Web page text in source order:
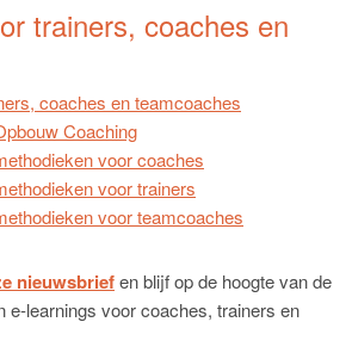
trainers, coaches en
coaches en teamcoaches
Coaching
voor coaches
voor trainers
voor teamcoaches
nieuwsbriefen blijf op de hoogte van de
e-learnings voor coaches, trainers en